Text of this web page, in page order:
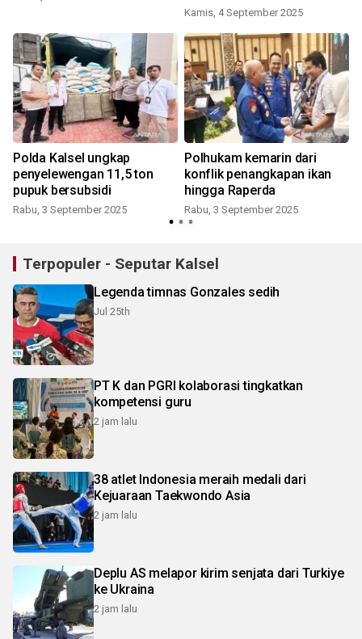
Kamis, 4 September 2025
Polda Kalsel ungkap
penyelewengan 11,5 ton
pupuk bersubsidi
Rabu, 3 September 2025
Polhukam kemarin dari
konflik penangkapan ikan
hingga Raperda
Rabu, 3 September 2025
Terpopuler - Seputar Kalsel
Legenda timnas Gonzales sedih
Jul 25th
PT K dan PGRI kolaborasi tingkatkan
kompetensi guru
2 jam lalu
38 atlet Indonesia meraih medali dari
Kejuaraan Taekwondo Asia
2 jam lalu
Deplu AS melapor kirim senjata dari Turkiye
ke Ukraina
2 jam lalu